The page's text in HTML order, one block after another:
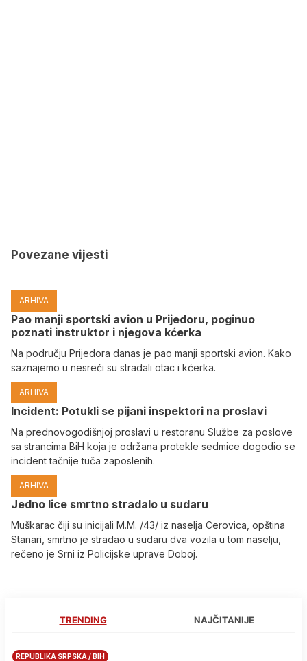
Povezane vijesti
ARHIVA
Pao manji sportski avion u Prijedoru, poginuo
poznati instruktor i njegova kćerka
Na području Prijedora danas je pao manji sportski avion. Kako
saznajemo u nesreći su stradali otac i kćerka.
ARHIVA
Incident: Potukli se pijani inspektori na proslavi
Na prednovogodišnjoj proslavi u restoranu Službe za poslove
sa strancima BiH koja je održana protekle sedmice dogodio se
incident tačnije tuča zaposlenih.
ARHIVA
Јedno lice smrtno stradalo u sudaru
Muškarac čiji su inicijali M.M. /43/ iz naselja Cerovica, opština
Stanari, smrtno je stradao u sudaru dva vozila u tom naselju,
rečeno je Srni iz Policijske uprave Doboj.
TRENDING NAJČITANIJE
REPUBLIKA SRPSKA / BIH